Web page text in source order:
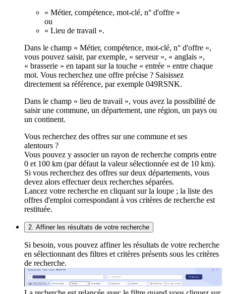
« Métier, compétence, mot-clé, n° d'offre »
ou
« Lieu de travail ».
Dans le champ « Métier, compétence, mot-clé, n° d'offre »,
vous pouvez saisir, par exemple, « serveur », « anglais »,
« brasserie » en tapant sur la touche « entrée » entre chaque
mot. Vous recherchez une offre précise ? Saisissez
directement sa référence, par exemple 049RSNK.
Dans le champ « lieu de travail », vous avez la possibilité de
saisir une commune, un département, une région, un pays ou
un continent.
Vous recherchez des offres sur une commune et ses
alentours ?
Vous pouvez y associer un rayon de recherche compris entre
0 et 100 km (par défaut la valeur sélectionnée est de 10 km).
Si vous recherchez des offres sur deux départements, vous
devez alors effectuer deux recherches séparées.
Lancez votre recherche en cliquant sur la loupe ; la liste des
offres d'emploi correspondant à vos critères de recherche est
restituée.
2. Affiner les résultats de votre recherche
Si besoin, vous pouvez affiner les résultats de votre recherche
en sélectionnant des filtres et critères présents sous les critères
de recherche.